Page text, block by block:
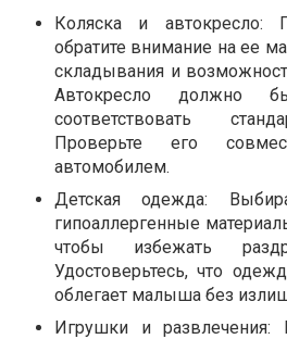
Коляска и автокресло:
обратите внимание на ее
складывания и
Автокресло должно
соответствовать
Проверьте его
автомобилем.
Детская одежда:
гипоаллергенные
чтобы избежать
Удостоверьтесь, что
облегает малыша без
Игрушки и